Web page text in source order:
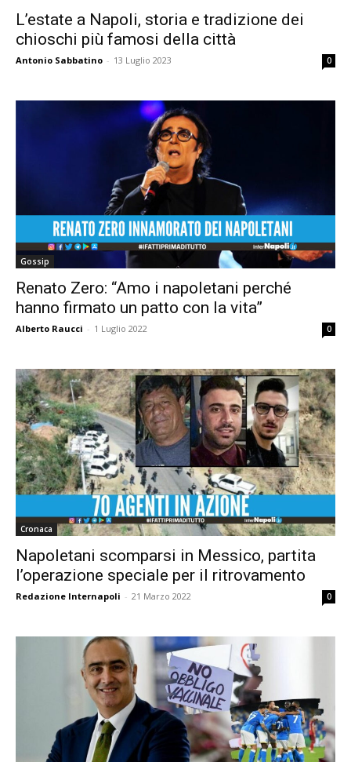
L’estate a Napoli, storia e tradizione dei
chioschi più famosi della città
Antonio Sabbatino - 13 Luglio 2023 0
Gossip
Renato Zero: “Amo i napoletani perché
hanno firmato un patto con la vita”
Alberto Raucci - 1 Luglio 2022 0
Cronaca
Napoletani scomparsi in Messico, partita
l’operazione speciale per il ritrovamento
Redazione Internapoli - 21 Marzo 2022 0